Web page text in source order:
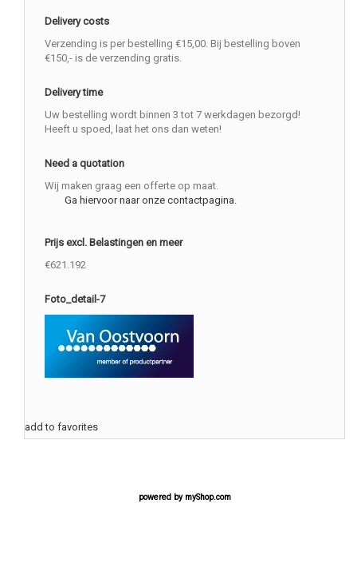
Delivery costs
Verzending is per bestelling €15,00. Bij bestelling boven
€150,- is de verzending gratis.
Delivery time
Uw bestelling wordt binnen 3 tot 7 werkdagen bezorgd!
Heeft u spoed, laat het ons dan weten!
Need a quotation
Wij maken graag een offerte op maat.
Ga hiervoor naar onze contactpagina.
Prijs excl. Belastingen en meer
€621.192
Foto_detail-7
add to favorites
powered by myShop.com